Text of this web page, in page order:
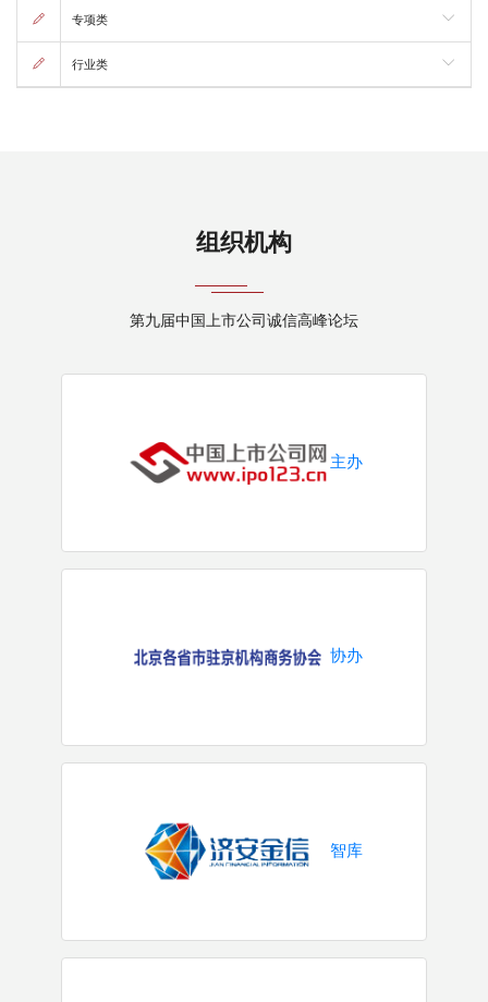
专项类
行业类
组织机构
第九届中国上市公司诚信高峰论坛
主办
协办
智库